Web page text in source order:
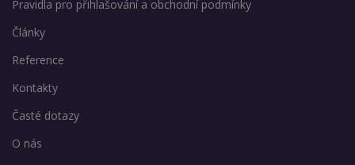
Pravidla pro přihlašování a obchodní podmínky
Články
Reference
Kontakty
Časté dotazy
O nás